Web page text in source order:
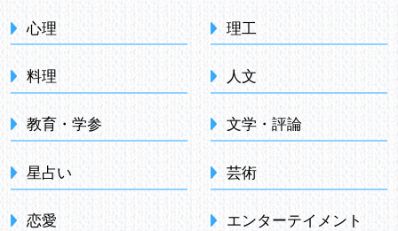
心理
料理
教育・学参
星占い
恋愛
理工
人文
文学・評論
芸術
エンターテイメント